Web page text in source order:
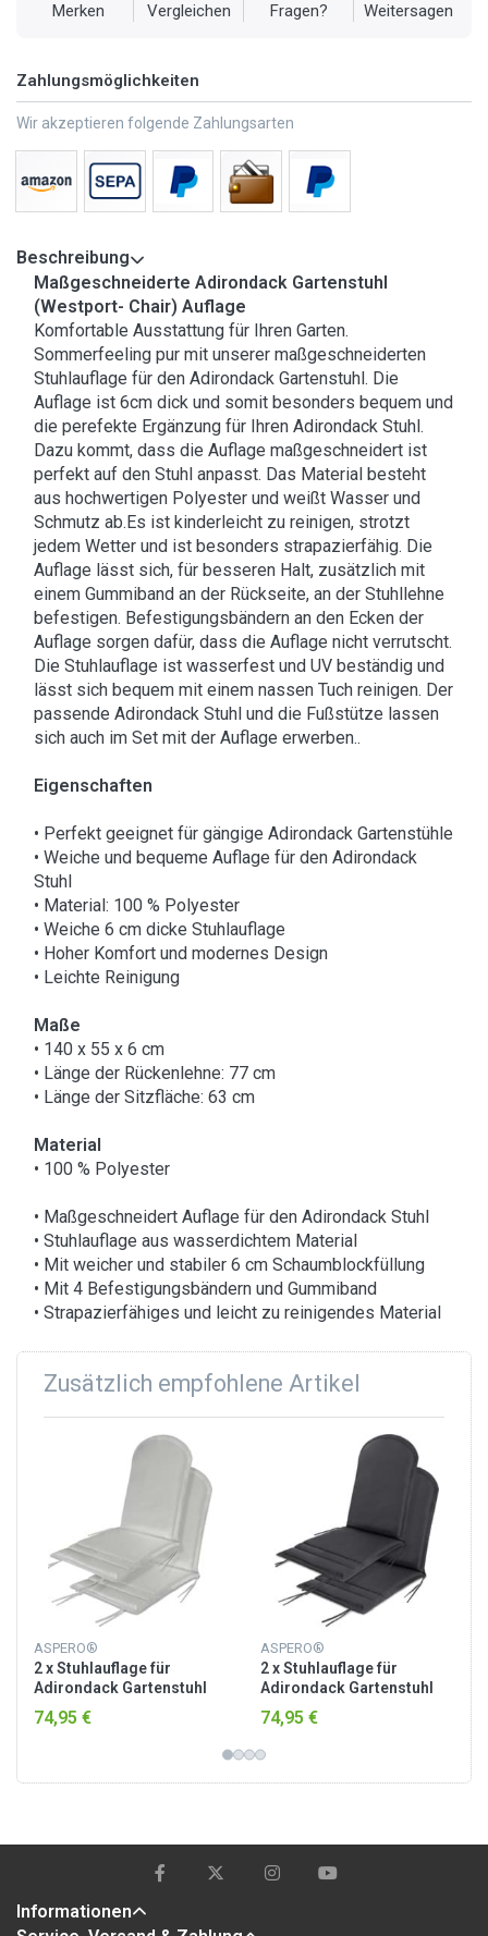
Merken Vergleichen Fragen? Weitersagen
Zahlungsmöglichkeiten
Wir akzeptieren folgende Zahlungsarten
Beschreibung
Maßgeschneiderte Adirondack Gartenstuhl
(Westport- Chair) Auflage
Komfortable Ausstattung für Ihren Garten.
Sommerfeeling pur mit unserer maßgeschneiderten
Stuhlauflage für den Adirondack Gartenstuhl. Die
Auflage ist 6cm dick und somit besonders bequem und
die perefekte Ergänzung für Ihren Adirondack Stuhl.
Dazu kommt, dass die Auflage maßgeschneidert ist
perfekt auf den Stuhl anpasst. Das Material besteht
aus hochwertigen Polyester und weißt Wasser und
Schmutz ab.Es ist kinderleicht zu reinigen, strotzt
jedem Wetter und ist besonders strapazierfähig. Die
Auflage lässt sich, für besseren Halt, zusätzlich mit
einem Gummiband an der Rückseite, an der Stuhllehne
befestigen. Befestigungsbändern an den Ecken der
Auflage sorgen dafür, dass die Auflage nicht verrutscht.
Die Stuhlauflage ist wasserfest und UV beständig und
lässt sich bequem mit einem nassen Tuch reinigen. Der
passende Adirondack Stuhl und die Fußstütze lassen
sich auch im Set mit der Auflage erwerben..
Eigenschaften
• Perfekt geeignet für gängige Adirondack Gartenstühle
• Weiche und bequeme Auflage für den Adirondack
Stuhl
• Material: 100 % Polyester
• Weiche 6 cm dicke Stuhlauflage
• Hoher Komfort und modernes Design
• Leichte Reinigung
Maße
• 140 x 55 x 6 cm
• Länge der Rückenlehne: 77 cm
• Länge der Sitzfläche: 63 cm
Material
• 100 % Polyester
• Maßgeschneidert Auflage für den Adirondack Stuhl
• Stuhlauflage aus wasserdichtem Material
• Mit weicher und stabiler 6 cm Schaumblockfüllung
• Mit 4 Befestigungsbändern und Gummiband
• Strapazierfähiges und leicht zu reinigendes Material
Zusätzlich empfohlene Artikel
ASPERO®
2 x Stuhlauflage für
Adirondack Gartenstuhl
Weiß
74,95 €
ASPERO®
2 x Stuhlauflage für
Adirondack Gartenstuhl
Anthrazit
74,95 €
Informationen